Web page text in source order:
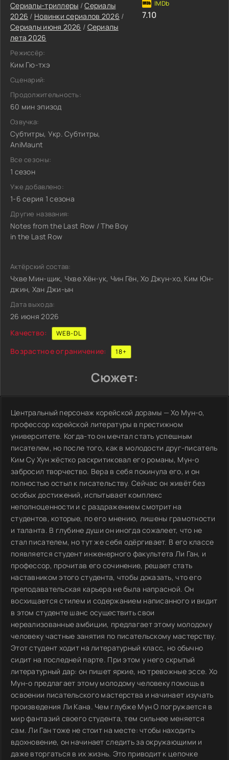
Сериалы-триллеры /Сериалы
2026 / Новинки сериалов 2026 /
Сериалы июня 2026 / Сериалы
лета 2026
Режиссёр:
Ким Гю-тхэ
Сценарий:
Продолжительность:
60 мин эпизод
Озвучка:
Субтитры, Укр. Субтитры,
AniMaunt
Все сезоны:
1 сезон
Уже добавлено:
1-6 серия 1 сезона
Другие названия:
Notes from the Last Row / The Boy
in the Last Row
7.10
Актёрский состав:
Чхве Мин-щик, Чхве Хён-ук, Чин Гён, Хо Джун-хо, Ким Юн-
джин, Хан Джи-ын
Дата выхода:
26 июня 2026
Качество:
WEB-DL
Возрастное ограничение: 18+
Сюжет:
Центральный персонаж корейской дорамы — Хо Мун-о,
профессор корейской литературы в престижном
университете. Когда-то он мечтал стать успешным
писателем, но после того, как в молодости друг-писатель
Ким Су Хун жёстко раскритиковал его романы, Мун-о
забросил творчество. Вера в себя покинула его, и он
полностью остыл к писательству. Сейчас он живёт без
особых достижений, испытывает комплекс
неполноценности и с раздражением смотрит на
студентов, которые, по его мнению, лишены грамотности
и таланта. В глубине души он иногда сожалеет, что не
стал писателем, но тут же себя одёргивает. В его классе
появляется студент инженерного факультета Ли Ган, и
профессор, прочитав его сочинение, решает стать
наставником этого студента, чтобы доказать, что его
преподавательская карьера не была напрасной. Он
восхищается стилем и содержанием написанного и видит
в этом студенте шанс осуществить свои
нереализованные амбиции, предлагает этому молодому
человеку частные занятия по писательскому мастерству.
Этот студент ходит на литературный класс, но обычно
сидит на последней парте. При этом у него скрытый
литературный дар: он пишет яркие, но тревожные эссе. Хо
Мун-о предлагает этому молодому человеку помощь в
освоении писательского мастерства и начинает изучать
произведения Ли Кана. Чем глубже Мун О погружается в
мир фантазий своего студента, тем сильнее меняется
сам. Ли Ган тоже не стоит на месте: чтобы находить
вдохновение, он начинает следить за окружающими и
даже вторгаться в их жизнь. Это приводит к цепочке